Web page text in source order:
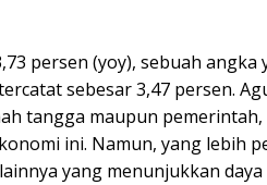
persen (yoy), sebuah angka
sebesar 3,47 persen.
tangga maupun pemerintah,
ini. Namun, yang lebih
yang menunjukkan daya